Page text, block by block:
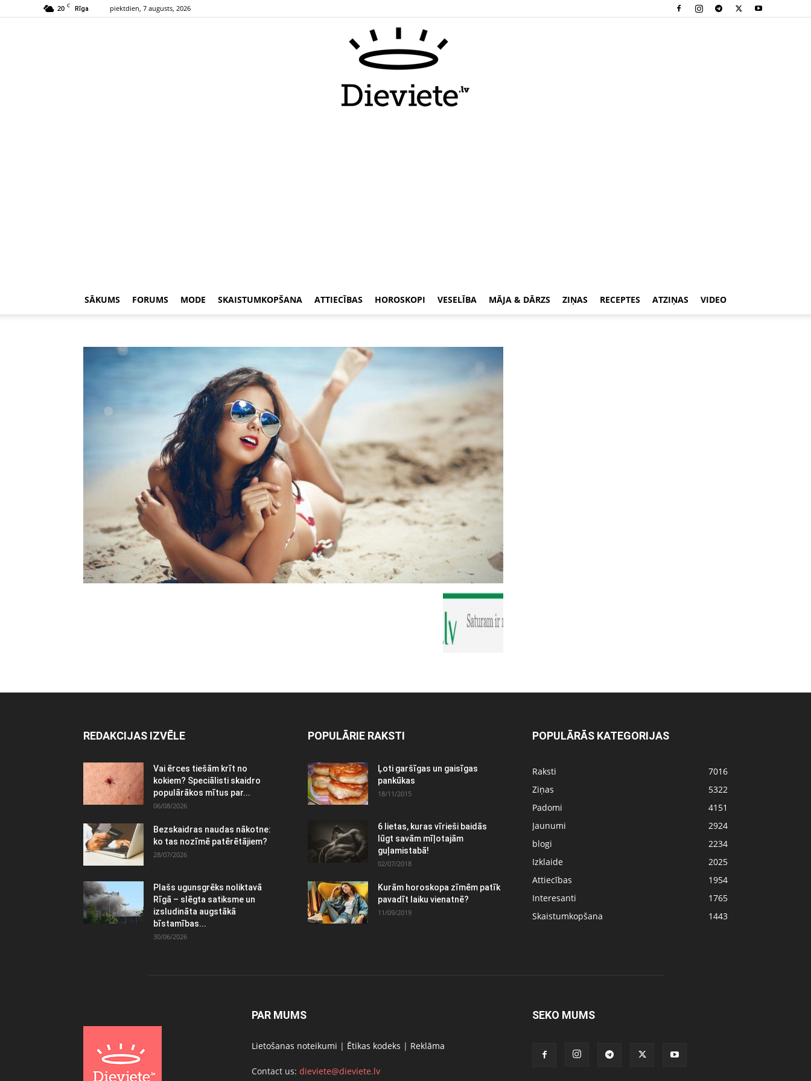
20 C Rīga piektdien, 7 augusts, 2026
SĀKUMS FORUMS MODE SKAISTUMKOPŠANA ATTIECĪBAS HOROSKOPI VESELĪBA MĀJA & DĀRZS ZIŅAS RECEPTES ATZIŅAS VIDEO
REDAKCIJAS IZVĒLE
Vai ērces tiešām krīt no
kokiem? Speciālisti skaidro
populārākos mītus par...
06/08/2026
Bezskaidras naudas nākotne:
ko tas nozīmē patērētājiem?
28/07/2026
Plašs ugunsgrēks noliktavā
Rīgā – slēgta satiksme un
izsludināta augstākā
bīstamības...
30/06/2026
POPULĀRIE RAKSTI
Ļoti garšīgas un gaisīgas
pankūkas
18/11/2015
6 lietas, kuras vīrieši baidās
lūgt savām mīļotajām
guļamistabā!
02/07/2018
Kurām horoskopa zīmēm patīk
pavadīt laiku vienatnē?
11/09/2019
POPULĀRĀS KATEGORIJAS
Raksti
7016
Ziņas
5322
Padomi
4151
Jaunumi
2924
blogi
2234
Izklaide
2025
Attiecības
1954
Interesanti
1765
Skaistumkopšana
1443
PAR MUMS
Lietošanas noteikumi | Ētikas kodeks | Reklāma
Contact us: dieviete@dieviete.lv
SEKO MUMS